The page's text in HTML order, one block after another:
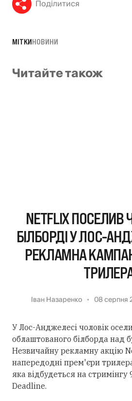
Поділитися
МІТКИНОВИНИ
Читайте також
NETFLIX ПОСЕЛИВ
БІЛБОРДІ У ЛОС-
РЕКЛАМНА
Іван Назаренко 08 серпня
У Лос-Анджелесі чоловік
облаштованого білборда над
Незвичайну рекламну акцію
напередодні прем'єри
яка відбудеться на стримінгу
Deadline.